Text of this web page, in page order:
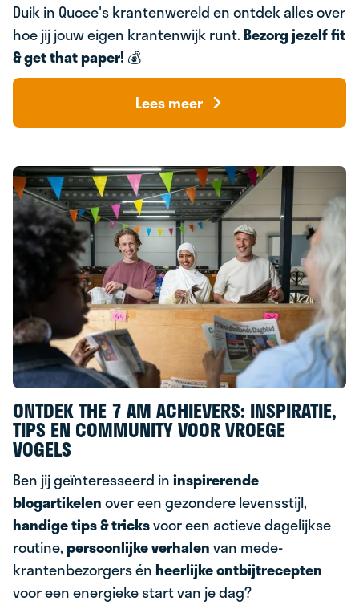
Duik in Qucee's krantenwereld en ontdek alles over
hoe jij jouw eigen krantenwijk runt.Bezorg jezelf fit
& get that paper! 💰
Lees meer
ONTDEK THE 7 AM ACHIEVERS: INSPIRATIE,
TIPS EN COMMUNITY VOOR VROEGE
VOGELS
Ben jij geïnteresseerd ininspirerende
blogartikelenover een gezondere levensstijl,
handige tips & tricksvoor een actieve dagelijkse
routine,persoonlijke verhalenvan mede-
krantenbezorgers énheerlijke ontbijtrecepten
voor een energieke start van je dag?